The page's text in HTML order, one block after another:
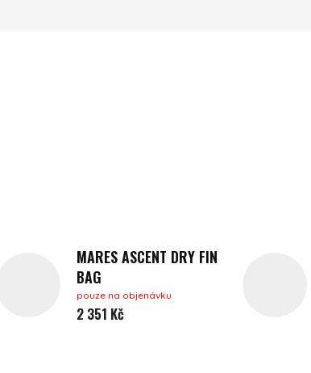
MARES ASCENT DRY FIN
BAG
pouze na objenávku
2 351 Kč